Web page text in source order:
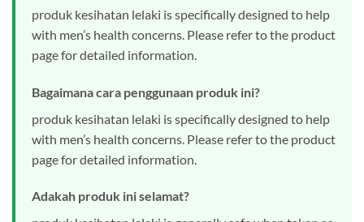
produk kesihatan lelaki is specifically designed to help
with men’s health concerns. Please refer to the product
page for detailed information.
Bagaimana cara penggunaan produk ini?
produk kesihatan lelaki is specifically designed to help
with men’s health concerns. Please refer to the product
page for detailed information.
Adakah produk ini selamat?